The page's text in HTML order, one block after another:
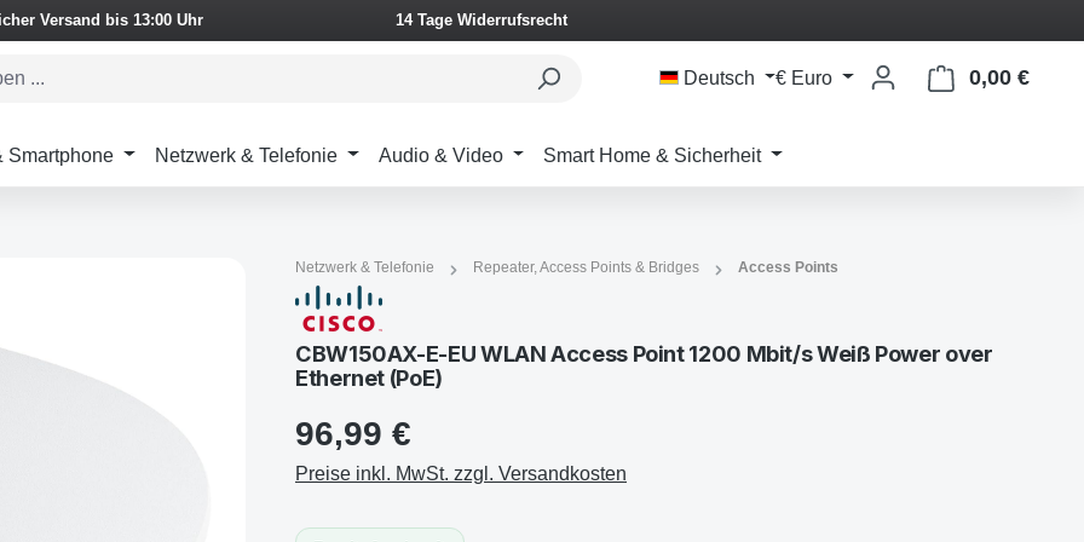
Versand bis 13:00 Uhr 14 Tage Widerrufsrecht
Deutsch € Euro 0,00 €
Smartphone Netzwerk & Telefonie Audio & Video Smart Home & Sicherheit
Netzwerk & Telefonie Repeater, Access Points & Bridges Access Points
CBW150AX-E-EU WLAN Access Point 1200 Mbit/s Weiß Power over
Ethernet (PoE)
96,99 €
Preise inkl. MwSt. zzgl. Versandkosten